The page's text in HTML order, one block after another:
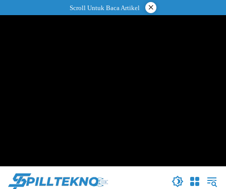
ke
Scroll Untuk Baca Artikel ×